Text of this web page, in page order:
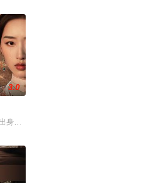
前的她被他从死人堆里救出来，
带自己用程序员身份卧底电诈集团以求
3.0
身草莽，却心怀壮志，他结识了遭人诬